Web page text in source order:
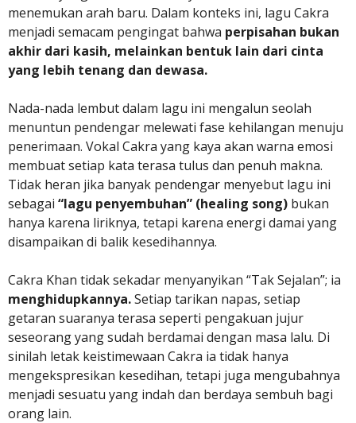
menemukan arah baru. Dalam konteks ini, lagu Cakra
menjadi semacam pengingat bahwa perpisahan bukan
akhir dari kasih, melainkan bentuk lain dari cinta
yang lebih tenang dan dewasa.
Nada-nada lembut dalam lagu ini mengalun seolah
menuntun pendengar melewati fase kehilangan menuju
penerimaan. Vokal Cakra yang kaya akan warna emosi
membuat setiap kata terasa tulus dan penuh makna.
Tidak heran jika banyak pendengar menyebut lagu ini
sebagai “lagu penyembuhan” (healing song) bukan
hanya karena liriknya, tetapi karena energi damai yang
disampaikan di balik kesedihannya.
Cakra Khan tidak sekadar menyanyikan “Tak Sejalan”; ia
menghidupkannya.Setiap tarikan napas, setiap
getaran suaranya terasa seperti pengakuan jujur
seseorang yang sudah berdamai dengan masa lalu. Di
sinilah letak keistimewaan Cakra ia tidak hanya
mengekspresikan kesedihan, tetapi juga mengubahnya
menjadi sesuatu yang indah dan berdaya sembuh bagi
orang lain.